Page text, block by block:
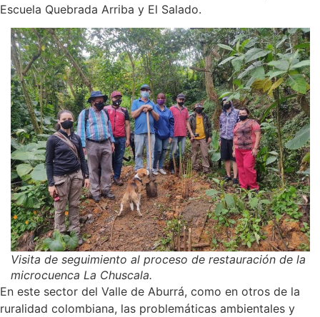
Escuela Quebrada Arriba y El Salado.
Visita de seguimiento al proceso de restauración de la
microcuenca La Chuscala.
En este sector del Valle de Aburrá, como en otros de la
ruralidad colombiana, las problemáticas ambientales y